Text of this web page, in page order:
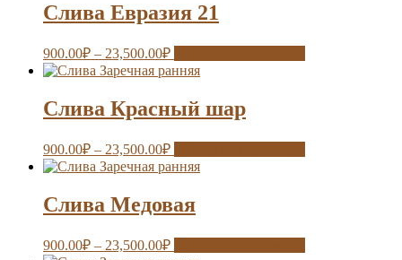
Слива Евразия 21
900.00₽ – 23,500.00₽
Слива Красный шар
900.00₽ – 23,500.00₽
Слива Медовая
900.00₽ – 23,500.00₽